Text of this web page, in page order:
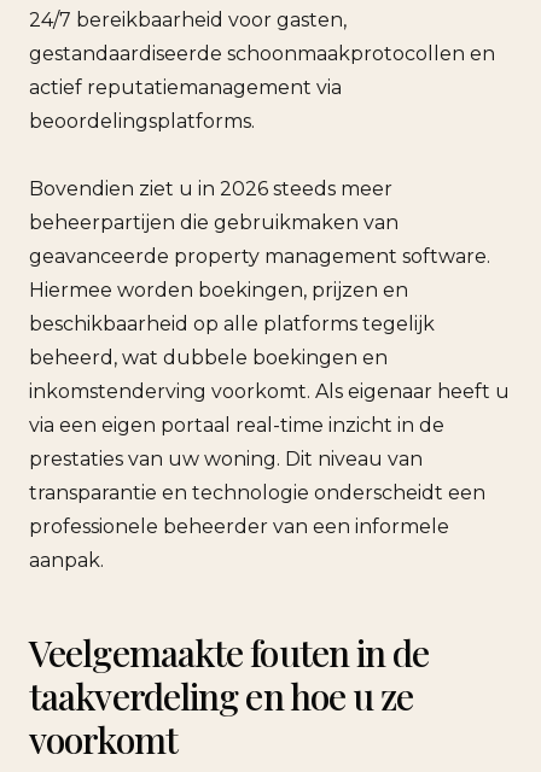
24/7 bereikbaarheid voor gasten,
gestandaardiseerde schoonmaakprotocollen en
actief reputatiemanagement via
beoordelingsplatforms.
Bovendien ziet u in 2026 steeds meer
beheerpartijen die gebruikmaken van
geavanceerde property management software.
Hiermee worden boekingen, prijzen en
beschikbaarheid op alle platforms tegelijk
beheerd, wat dubbele boekingen en
inkomstenderving voorkomt. Als eigenaar heeft u
via een eigen portaal real-time inzicht in de
prestaties van uw woning. Dit niveau van
transparantie en technologie onderscheidt een
professionele beheerder van een informele
aanpak.
Veelgemaakte fouten in de
taakverdeling en hoe u ze
voorkomt